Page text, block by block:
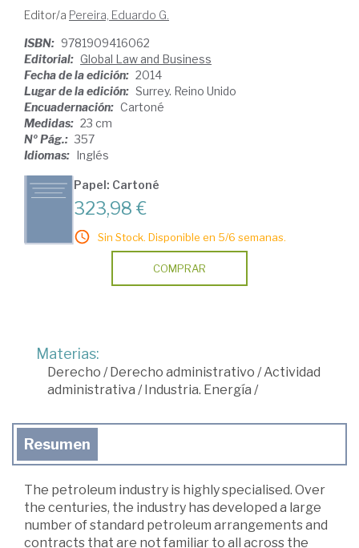
Editor/a Pereira, Eduardo G.
ISBN: 9781909416062
Editorial: Global Law and Business
Fecha de la edición: 2014
Lugar de la edición: Surrey. Reino Unido
Encuadernación: Cartoné
Medidas: 23 cm
Nº Pág.: 357
Idiomas: Inglés
Papel: Cartoné
323,98 €
Sin Stock. Disponible en 5/6 semanas.
COMPRAR
Materias:
Derecho /Derecho administrativo /Actividad
administrativa /Industria. Energía /
Resumen
The petroleum industry is highly specialised. Over
the centuries, the industry has developed a large
number of standard petroleum arrangements and
contracts that are not familiar to all across the